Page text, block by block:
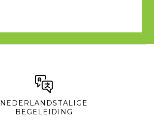
NEDERLANDSTALIGE
BEGELEIDING